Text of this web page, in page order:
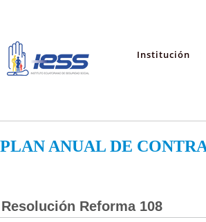
Institución
PLAN ANUAL DE
Resolución Reforma 108